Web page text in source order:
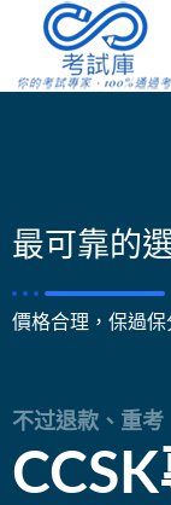
最可靠的
價格合理，保過
不过退款、重考